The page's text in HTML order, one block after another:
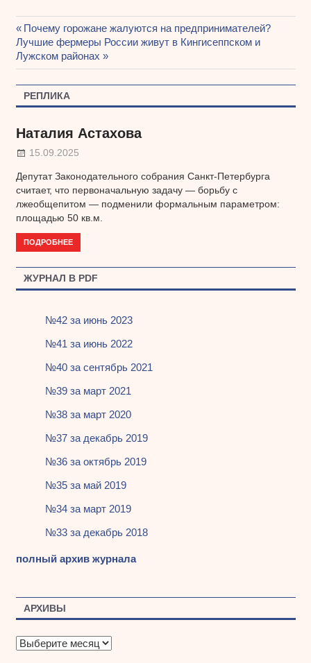
Навигация
по
записям
Предыдущая
запись:
Почему горожане жалуются на предпринимателей?
Следующая
запись:
Лучшие фермеры России живут в Кингисеппском и
Лужском районах
РЕПЛИКА
Наталия Астахова
15.09.2025
Депутат Законодательного собрания Санкт-Петербурга
считает, что первоначальную задачу — борьбу с
лжеобщепитом — подменили формальным параметром:
площадью 50 кв.м.
ПОДРОБНЕЕ
ЖУРНАЛ В PDF
№42 за июнь 2023
№41 за июнь 2022
№40 за сентябрь 2021
№39 за март 2021
№38 за март 2020
№37 за декабрь 2019
№36 за октябрь 2019
№35 за май 2019
№34 за март 2019
№33 за декабрь 2018
полный архив журнала
АРХИВЫ
А